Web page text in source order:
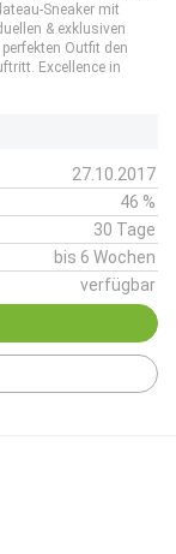
Sneaker mit
& exklusiven
Outfit den
Excellence in
27.10.2017
46 %
30 Tage
bis 6 Wochen
verfügbar